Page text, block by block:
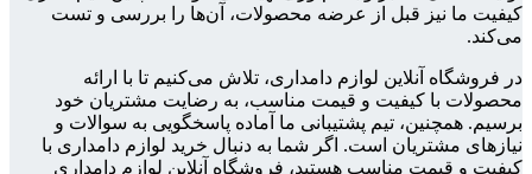
کیفیت ما نیز قبل از عرضه محصولات، آن‌ها را بررسی و تست
می‌کند.
در فروشگاه آنلاین لوازم دامداری، تلاش می‌کنیم تا با ارائه
محصولات با کیفیت و قیمت مناسب، به رضایت مشتریان خود
برسیم. همچنین، تیم پشتیبانی ما آماده پاسخگویی به سوالات و
نیازهای مشتریان است. اگر شما به دنبال خرید لوازم دامداری با
کیفیت و قیمت مناسب هستید، فروشگاه آنلاین لوازم دامداری